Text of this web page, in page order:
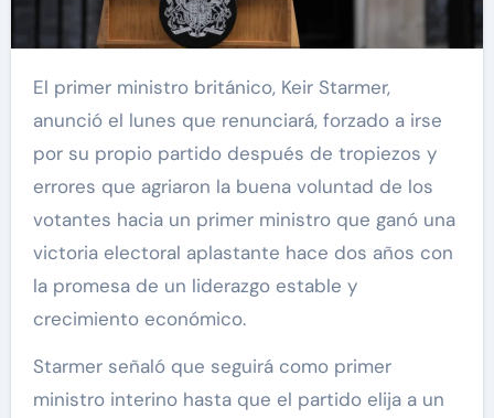
El primer ministro británico, Keir Starmer,
anunció el lunes que renunciará, forzado a irse
por su propio partido después de tropiezos y
errores que agriaron la buena voluntad de los
votantes hacia un primer ministro que ganó una
victoria electoral aplastante hace dos años con
la promesa de un liderazgo estable y
crecimiento económico.
Starmer señaló que seguirá como primer
ministro interino hasta que el partido elija a un